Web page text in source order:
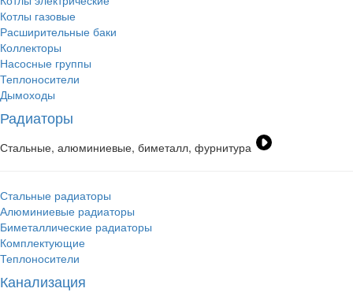
Котлы газовые
Расширительные баки
Коллекторы
Насосные группы
Теплоносители
Дымоходы
Радиаторы
Стальные, алюминиевые, биметалл, фурнитура
Стальные радиаторы
Алюминиевые радиаторы
Биметаллические радиаторы
Комплектующие
Теплоносители
Канализация